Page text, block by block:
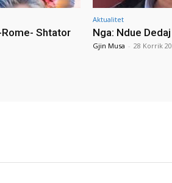
Shtator
Aktualitet
Nga: Ndue Dedaj
Gjin Musa - 28 Korrik